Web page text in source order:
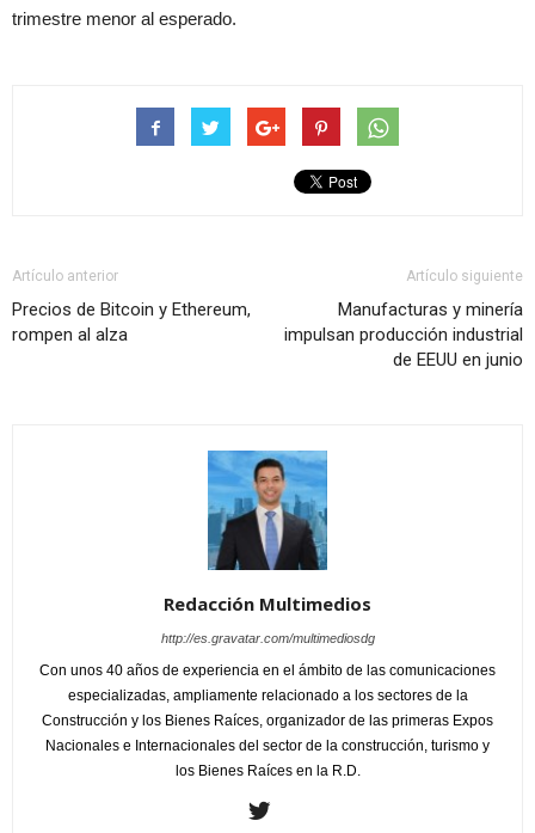
trimestre menor al esperado.
Artículo anterior
Precios de Bitcoin y Ethereum,
rompen al alza
Artículo siguiente
Manufacturas y minería
impulsan producción industrial
de EEUU en junio
Redacción Multimedios
http://es.gravatar.com/multimediosdg
Con unos 40 años de experiencia en el ámbito de las comunicaciones
especializadas, ampliamente relacionado a los sectores de la
Construcción y los Bienes Raíces, organizador de las primeras Expos
Nacionales e Internacionales del sector de la construcción, turismo y
los Bienes Raíces en la R.D.